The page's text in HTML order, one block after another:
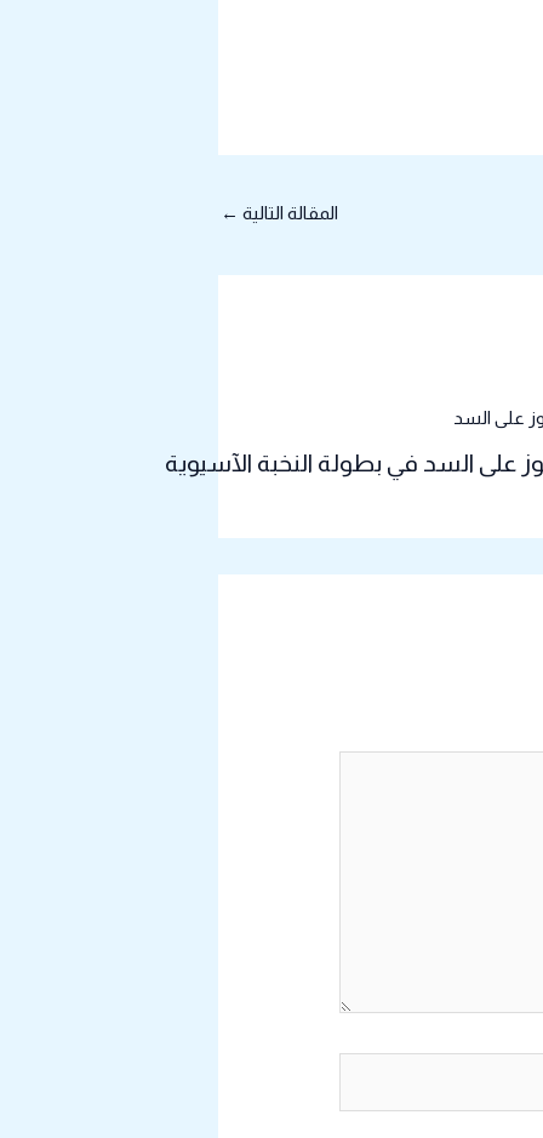
المقالة التالية ←
على السد في بطولة النخبة الآسيوية